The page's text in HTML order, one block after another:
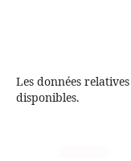
Les données
disponibles.